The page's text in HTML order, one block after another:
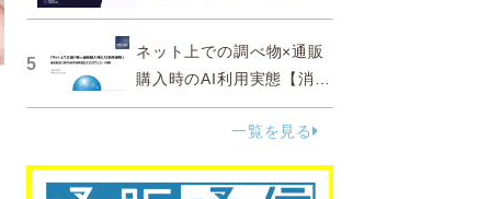
5
ネット上での調べ物×通販
購入時のAI利用実態【消費
者調査 2025】
一覧を見る